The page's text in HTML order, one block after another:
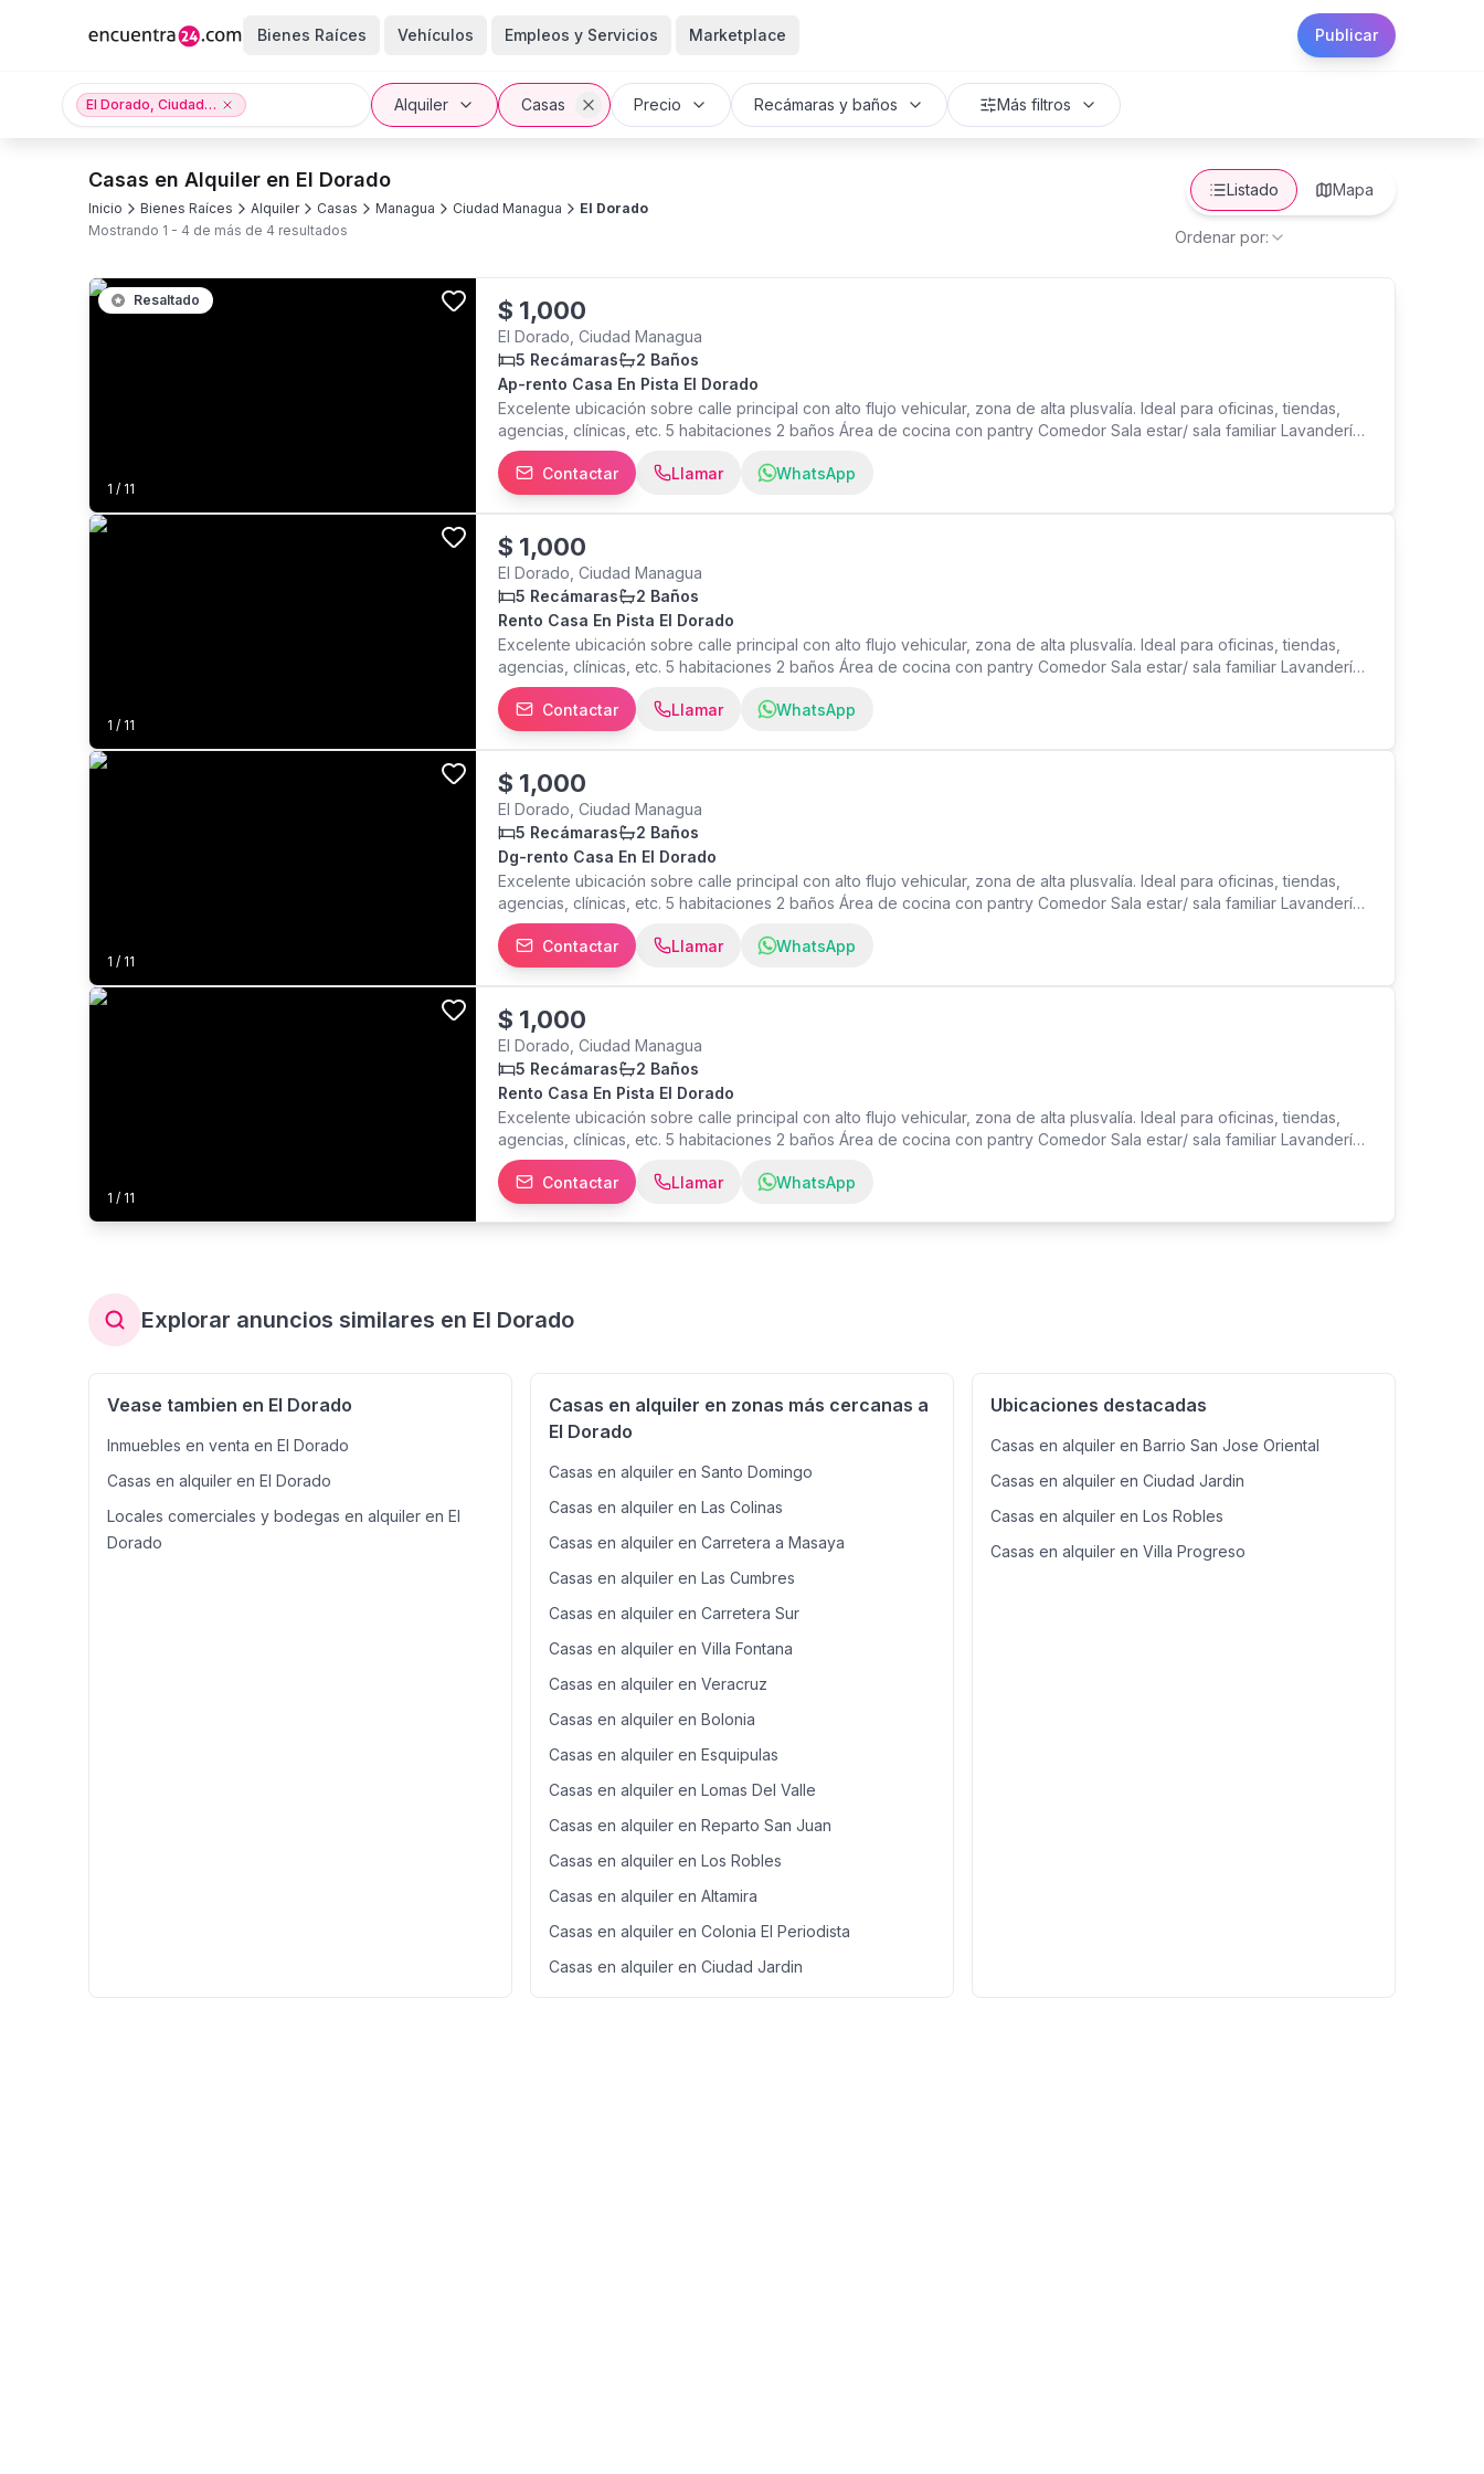
Bienes Raíces Vehículos Empleos y Servicios Marketplace Publicar
El Dorado, Ciudad Managua, Managua Alquiler Casas Precio Recámaras y baños Más filtros
Casas en Alquiler en El Dorado
Inicio Bienes Raíces Alquiler Casas Managua Ciudad Managua
El Dorado
Mostrando 1 - 4 de más de 4 resultados
Listado Mapa
Ordenar por:
1 / 11
Resaltado $ 1,000
El Dorado, Ciudad Managua
5 Recámaras
2 Baños
Ap-rento Casa En Pista El Dorado
Excelente ubicación sobre calle principal con alto flujo vehicular, zona de alta plusvalía. Ideal para oficinas, tiendas,
agencias, clínicas, etc. 5 habitaciones 2 baños Área de cocina con pantry Comedor Sala estar/ sala familiar Lavandería
bajo techo Patio interno Porche Garaje para 4 vehículos. Precio mensual $1,000
Contactar
Llamar WhatsApp
1 / 11
$ 1,000
El Dorado, Ciudad Managua
5 Recámaras
2 Baños
Rento Casa En Pista El Dorado
Excelente ubicación sobre calle principal con alto flujo vehicular, zona de alta plusvalía. Ideal para oficinas, tiendas,
agencias, clínicas, etc. 5 habitaciones 2 baños Área de cocina con pantry Comedor Sala estar/ sala familiar Lavandería
bajo techo Patio interno Porche Garaje para 4 vehículos. Precio mensual $1,000
Contactar
Llamar WhatsApp
1 / 11
$ 1,000
El Dorado, Ciudad Managua
5 Recámaras
2 Baños
Dg-rento Casa En El Dorado
Excelente ubicación sobre calle principal con alto flujo vehicular, zona de alta plusvalía. Ideal para oficinas, tiendas,
agencias, clínicas, etc. 5 habitaciones 2 baños Área de cocina con pantry Comedor Sala estar/ sala familiar Lavandería
bajo techo Patio interno Porche Garaje para 4 vehículos. Precio mensual $1,000
Contactar
Llamar WhatsApp
1 / 11
$ 1,000
El Dorado, Ciudad Managua
5 Recámaras
2 Baños
Rento Casa En Pista El Dorado
Excelente ubicación sobre calle principal con alto flujo vehicular, zona de alta plusvalía. Ideal para oficinas, tiendas,
agencias, clínicas, etc. 5 habitaciones 2 baños Área de cocina con pantry Comedor Sala estar/ sala familiar Lavandería
bajo techo Patio interno Porche Garaje para 4 vehículos. Precio mensual $1,000
Contactar
Llamar WhatsApp
Explorar anuncios similares en El Dorado
Vease tambien en El Dorado
Inmuebles en venta en El Dorado
Casas en alquiler en El Dorado
Locales comerciales y bodegas en alquiler en El
Dorado
Casas en alquiler en zonas más cercanas a
El Dorado
Casas en alquiler en Santo Domingo
Casas en alquiler en Las Colinas
Casas en alquiler en Carretera a Masaya
Casas en alquiler en Las Cumbres
Casas en alquiler en Carretera Sur
Casas en alquiler en Villa Fontana
Casas en alquiler en Veracruz
Casas en alquiler en Bolonia
Casas en alquiler en Esquipulas
Casas en alquiler en Lomas Del Valle
Casas en alquiler en Reparto San Juan
Casas en alquiler en Los Robles
Casas en alquiler en Altamira
Casas en alquiler en Colonia El Periodista
Casas en alquiler en Ciudad Jardin
Ubicaciones destacadas
Casas en alquiler en Barrio San Jose Oriental
Casas en alquiler en Ciudad Jardin
Casas en alquiler en Los Robles
Casas en alquiler en Villa Progreso